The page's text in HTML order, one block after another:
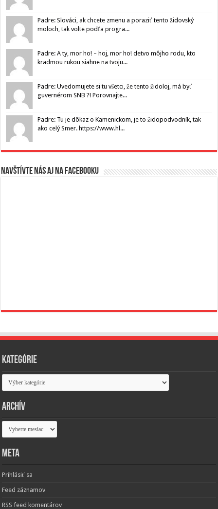
Padre: Slováci, ak chcete zmenu a poraziť tento židovský
moloch, tak volte podľa progra...
Padre: A ty, mor ho! – hoj, mor ho! detvo môjho rodu, kto
kradmou rukou siahne na tvoju...
Padre: Uvedomujete si tu všetci, že tento židoloj, má byť
guvernérom SNB ?! Porovnajte...
Padre: Tu je dôkaz o Kamenickom, je to židopodvodník, tak
ako celý Smer. https://www.hl...
Navštívte nás aj na Facebooku
Kategórie
Kategórie
Archív
Archív
Meta
Prihlásiť sa
Feed záznamov
RSS feed komentárov